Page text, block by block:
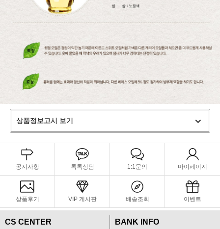
상품정보고시 보기
공지사항 톡톡상담 1:1문의 마이페이지
상품후기 VIP 게시판 배송조회 이벤트
CS CENTER BANK INFO